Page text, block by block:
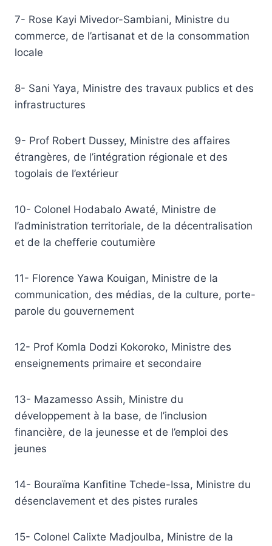
7- Rose Kayi Mivedor-Sambiani, Ministre du
commerce, de l’artisanat et de la consommation
locale
8- Sani Yaya, Ministre des travaux publics et des
infrastructures
9- Prof Robert Dussey, Ministre des affaires
étrangères, de l’intégration régionale et des
togolais de l’extérieur
10- Colonel Hodabalo Awaté, Ministre de
l’administration territoriale, de la décentralisation
et de la chefferie coutumière
11- Florence Yawa Kouigan, Ministre de la
communication, des médias, de la culture, porte-
parole du gouvernement
12- Prof Komla Dodzi Kokoroko, Ministre des
enseignements primaire et secondaire
13- Mazamesso Assih, Ministre du
développement à la base, de l’inclusion
financière, de la jeunesse et de l’emploi des
jeunes
14- Bouraïma Kanfitine Tchede-Issa, Ministre du
désenclavement et des pistes rurales
15- Colonel Calixte Madjoulba, Ministre de la